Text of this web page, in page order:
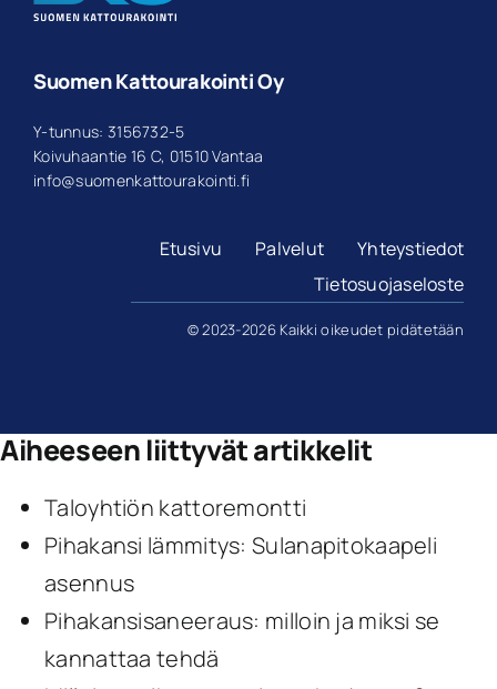
Suomen Kattourakointi Oy
Y-tunnus: 3156732-5
Koivuhaantie 16 C, 01510 Vantaa
info@suomenkattourakointi.fi
Etusivu Palvelut
Yhteystiedot
Tietosuojaseloste
© 2023-2026 Kaikki oikeudet pidätetään
Aiheeseen liittyvät artikkelit
Taloyhtiön kattoremontti
Pihakansi lämmitys: Sulanapitokaapeli
asennus
Pihakansisaneeraus: milloin ja miksi se
kannattaa tehdä